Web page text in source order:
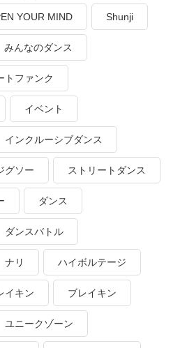
YOUR MIND Shunji
みんなのダンス
トファンク
イベント
インクルーシブダンス
グソー ストリートダンス
ダンス
ダンスバトル
ナリ ハイボルテージ
イキン ブレイキン
ユニークゾーン